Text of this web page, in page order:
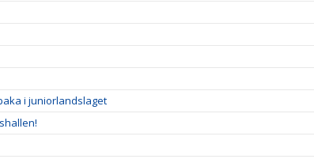
i juniorlandslaget